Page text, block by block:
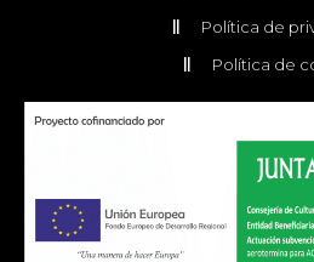
Política de
Política de